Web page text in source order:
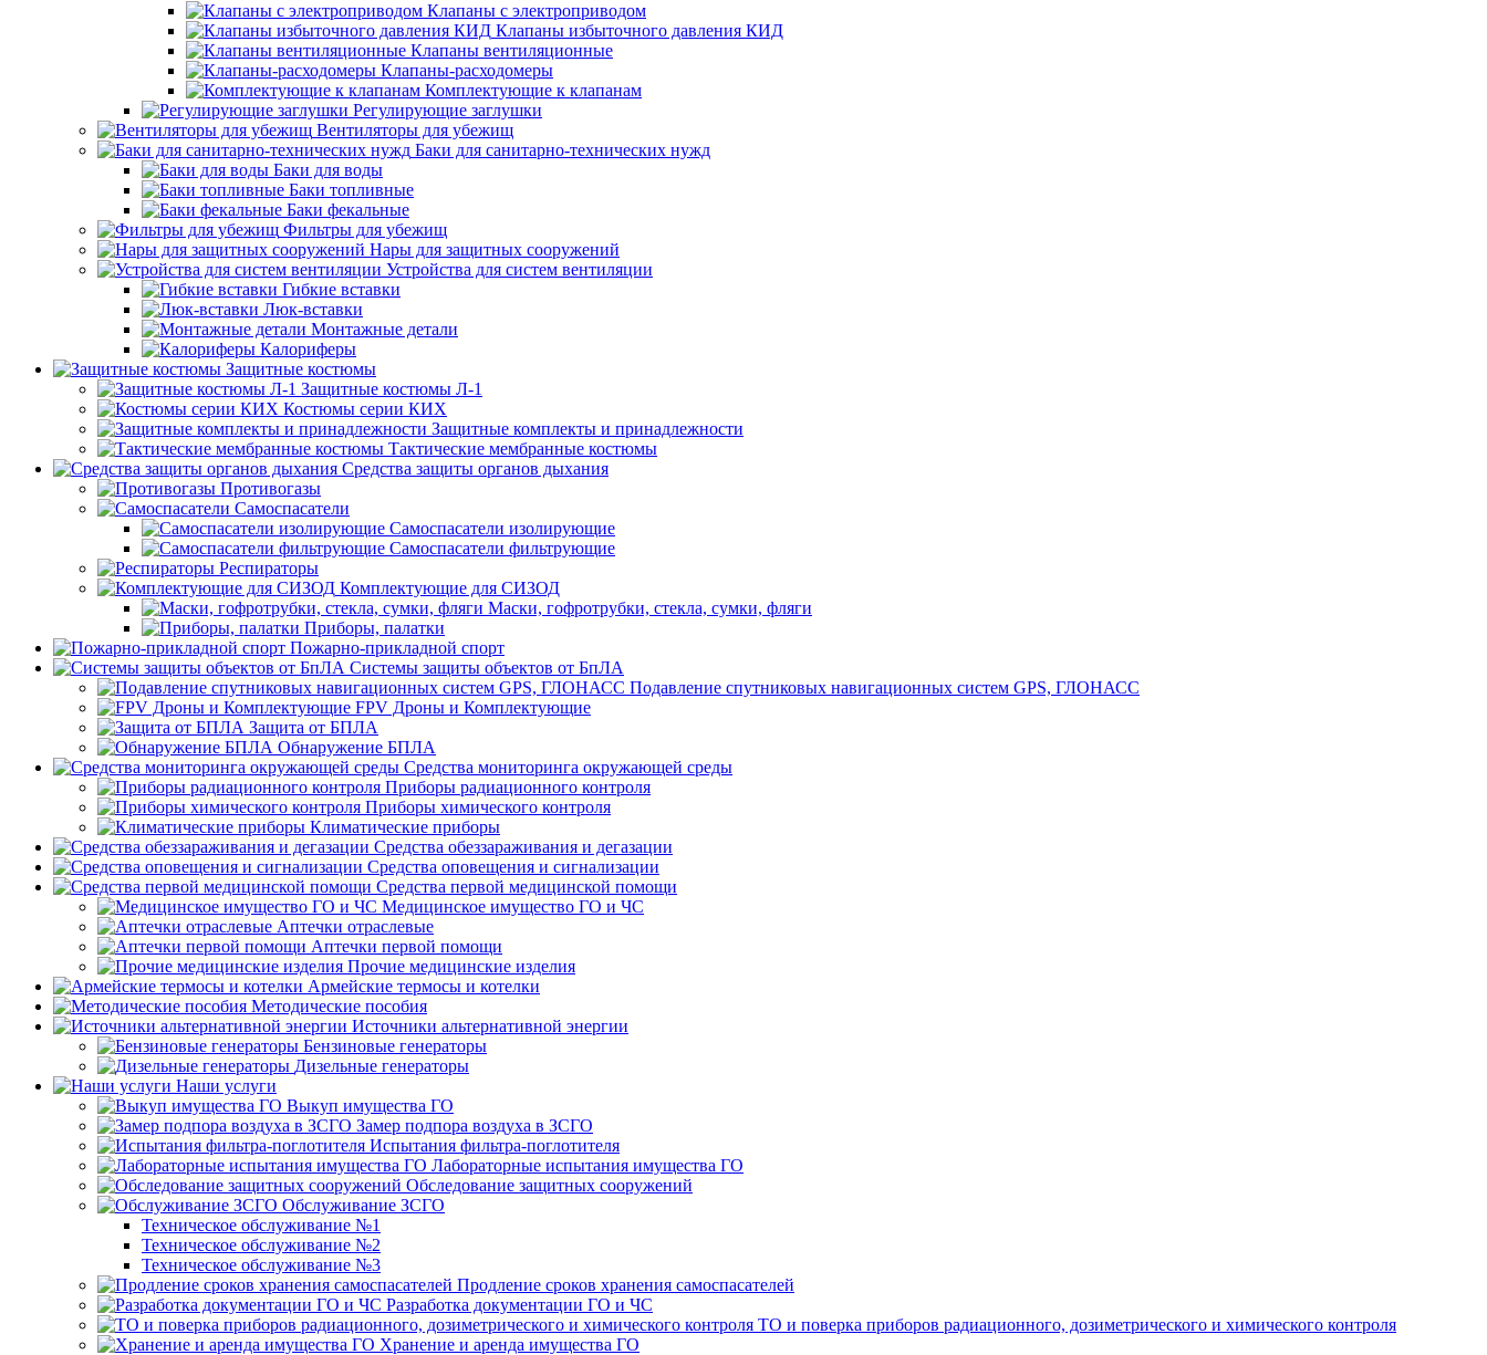
Клапаны с электроприводом
Клапаны избыточного давления КИД
Клапаны вентиляционные
Клапаны-расходомеры
Комплектующие к клапанам
Регулирующие заглушки
Вентиляторы для убежищ
Баки для санитарно-технических нужд
Баки для воды
Баки топливные
Баки фекальные
Фильтры для убежищ
Нары для защитных сооружений
Устройства для систем вентиляции
Гибкие вставки
Люк-вставки
Монтажные детали
Калориферы
Защитные костюмы
Защитные костюмы Л-1
Костюмы серии КИХ
Защитные комплекты и принадлежности
Тактические мембранные костюмы
Средства защиты органов дыхания
Противогазы
Самоспасатели
Самоспасатели изолирующие
Самоспасатели фильтрующие
Респираторы
Комплектующие для СИЗОД
Маски, гофротрубки, стекла, сумки, фляги
Приборы, палатки
Пожарно-прикладной спорт
Системы защиты объектов от БпЛА
Подавление спутниковых навигационных систем GPS, ГЛОНАСС
FPV Дроны и Комплектующие
Защита от БПЛА
Обнаружение БПЛА
Средства мониторинга окружающей среды
Приборы радиационного контроля
Приборы химического контроля
Климатические приборы
Средства обеззараживания и дегазации
Средства оповещения и сигнализации
Средства первой медицинской помощи
Медицинское имущество ГО и ЧС
Аптечки отраслевые
Аптечки первой помощи
Прочие медицинские изделия
Армейские термосы и котелки
Методические пособия
Источники альтернативной энергии
Бензиновые генераторы
Дизельные генераторы
Наши услуги
Выкуп имущества ГО
Замер подпора воздуха в ЗСГО
Испытания фильтра-поглотителя
Лабораторные испытания имущества ГО
Обследование защитных сооружений
Обслуживание ЗСГО
Техническое обслуживание №1
Техническое обслуживание №2
Техническое обслуживание №3
Продление сроков хранения самоспасателей
Разработка документации ГО и ЧС
ТО и поверка приборов радиационного, дозиметрического и химического контроля
Хранение и аренда имущества ГО